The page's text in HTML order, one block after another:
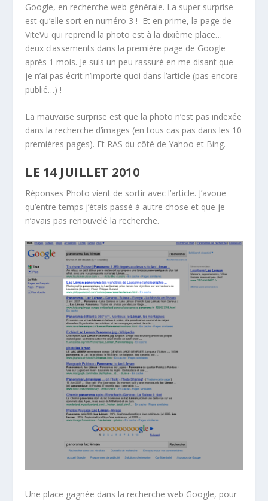
Google, en recherche web générale. La super surprise
est qu’elle sort en numéro 3 ! Et en prime, la page de
ViteVu qui reprend la photo est à la dixième place…
deux classements dans la première page de Google
après 1 mois. Je suis un peu rassuré en me disant que
je n’ai pas écrit n’importe quoi dans l’article (pas encore
publié…) !
La mauvaise surprise est que la photo n’est pas indexée
dans la recherche d’images (en tous cas pas dans les 10
premières pages). Et RAS du côté de Yahoo et Bing.
LE 14 JUILLET 2010
Réponses Photo vient de sortir avec l’article. J’avoue
qu’entre temps j’étais passé à autre chose et que je
n’avais pas renouvelé la recherche.
Une place gagnée dans la recherche web Google, pour